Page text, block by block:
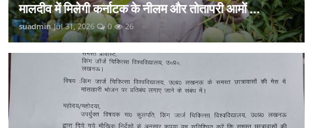
मालदीव में मिलेगी कर्नाटक के नीलम और तोतापरी आमों ...
suadmin Jul 31, 2026 0 26